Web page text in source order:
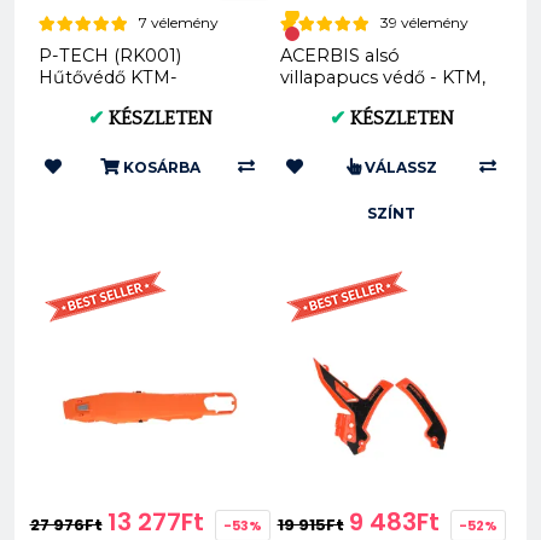
7 vélemény
P-TECH (RK001)
Hűtővédő KTM-
✔ KÉSZLETEN
KOSÁRBA
39 vélemény
ACERBIS alsó
villapapucs védő - KTM,
0023196)
✔ KÉSZLETEN
VÁLASSZ
SZÍNT
27 976Ft 13 277Ft -53% 19 915Ft 9 483Ft -52%